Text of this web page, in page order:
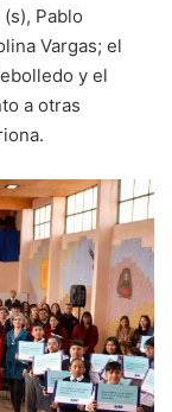
Pablo
Vargas; el
y el
a otras